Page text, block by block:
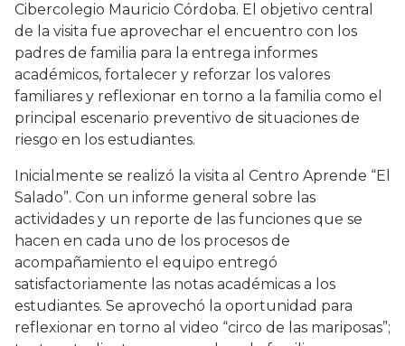
Cibercolegio Mauricio Córdoba. El objetivo central
de la visita fue aprovechar el encuentro con los
padres de familia para la entrega informes
académicos, fortalecer y reforzar los valores
familiares y reflexionar en torno a la familia como el
principal escenario preventivo de situaciones de
riesgo en los estudiantes.
Inicialmente se realizó la visita al Centro Aprende “El
Salado”. Con un informe general sobre las
actividades y un reporte de las funciones que se
hacen en cada uno de los procesos de
acompañamiento el equipo entregó
satisfactoriamente las notas académicas a los
estudiantes. Se aprovechó la oportunidad para
reflexionar en torno al video “circo de las mariposas”;